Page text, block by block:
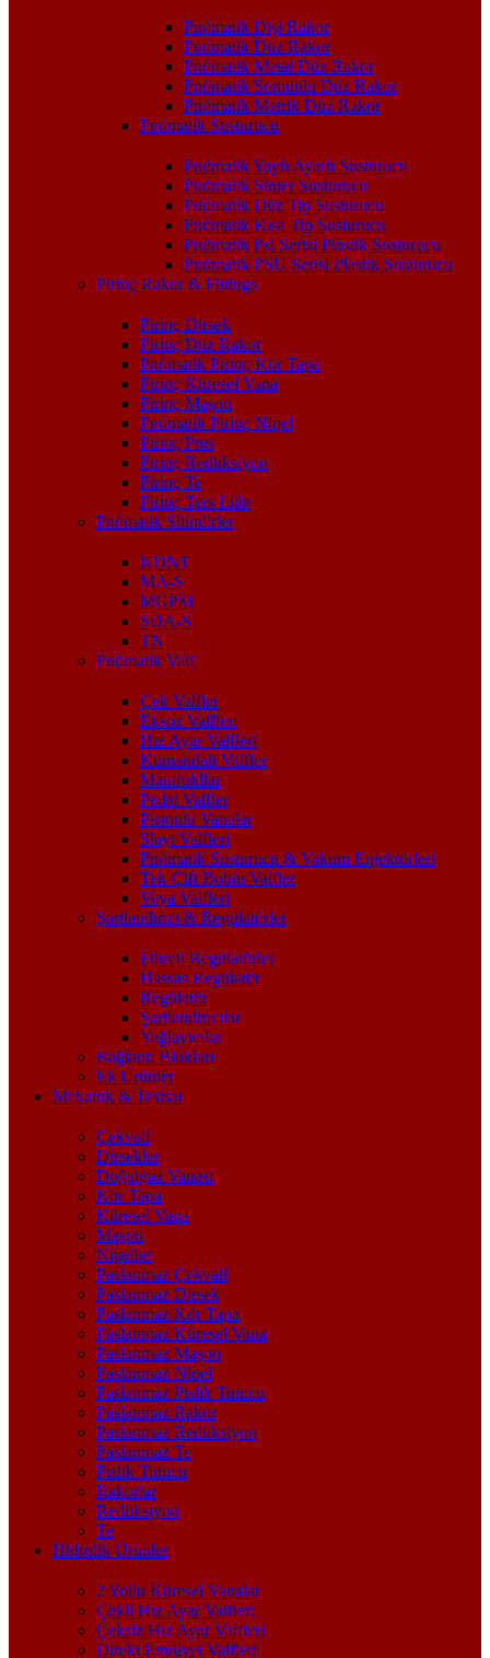
Pnömatik Dişi Rakor
Pnömatik Düz Rakor
Pnömatik Metal Düz Rakor
Pnömatik Somunlu Düz Rakor
Pnömatik Metrik Düz Rakor
Pnömatik Susturucu
Pnömatik Yaylı Ayarlı Susturucu
Pnömatik Sinter Susturucu
Pnömatik Düz Tip Susturucu
Pnömatik Kısa Tip Susturucu
Pnömatik Psl Serisi Plastik Susturucu
Pnömatik PSU Serisi Plastik Susturucu
Pirinç Rakor & Fittings
Pirinç Dirsek
Pirinç Düz Rakor
Pnömatik Pirinç Kör Tapa
Pirinç Küresel Vana
Pirinç Maşon
Pnömatik Pirinç Nipel
Pirinç Pres
Pirinç Redüksiyon
Pirinç Te
Pirinç Ters Lüle
Pnömatik Silindirler
KDNT
MA-S
MGPM
SDA-S
TN
Pnömatik Valf
Çek Valfler
Eksoz Valfleri
Hız Ayar Valfleri
Kumandalı Valfler
Manifoldlar
Pedal Valfler
Pistonlu Vanalar
Slayt Valfleri
Pnömatik Susturucu & Vakum Enjektörleri
Tek-Çift Bobin Valfler
Veya Valfleri
Şartlandırıcı & Regülatörler
Filtreli Regülatörler
Hassas Regülatör
Regülatör
Şartlandırıcılar
Yağlayıcılar
Bağlantı Blokları
Ek Ürünler
Mekanik & Tesisat
Çekvalf
Dirsekler
Doğalgaz Vanası
Kör Tapa
Küresel Vana
Maşon
Nipeller
Paslanmaz Çekvalf
Paslanmaz Dirsek
Paslanmaz Kör Tapa
Paslanmaz Küresel Vana
Paslanmaz Maşon
Paslanmaz Nipel
Paslanmaz Pislik Tutucu
Paslanmaz Rakor
Paslanmaz Redüksiyon
Paslanmaz Te
Pislik Tutucu
Rakorlar
Redüksiyon
Te
Hidrolik Ürünler
2 Yollu Küresel Vanalar
Çekli Hız Ayar Valfleri
Çeksiz Hız Ayar Valfleri
Direkt Emniyet Valfleri